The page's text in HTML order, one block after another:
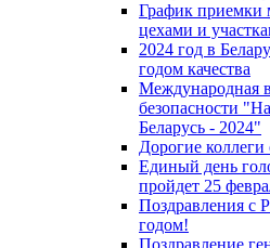
График приемки
цехами и
2024 год в
годом качества
Международная
безопасности
Беларусь - 2024"
Дорогие коллеги
Единый день
пройдет 25
Поздравления с
годом!